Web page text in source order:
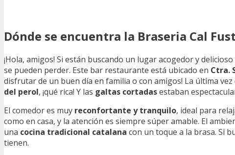
Dónde se encuentra la Braseria Cal
¡Hola, amigos! Si están buscando un lugar acogedor y
se pueden perder. Este bar restaurante está ubicado en Ctra.
disfrutar de un buen día en familia o con amigos! La última
del perol, ¡qué rica! Y las galtas cortadasestaban
El comedor es muy reconfortante y tranquilo, ideal para
como en casa, y la atención es siempre súper amable. El
una cocina tradicional catalana con un toque a la brasa. Si
tienen.